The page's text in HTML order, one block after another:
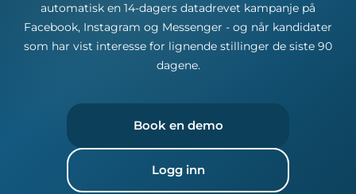
automatisk en 14-dagers datadrevet kampanje på
Facebook, Instagram og Messenger - og når kandidater
som har vist interesse for lignende stillinger de siste 90
dagene.
Book en demo
Logg inn